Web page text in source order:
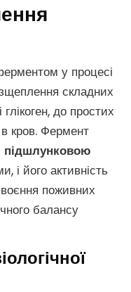
у процесі
складних
до простих
в кров. Фермент
підшлунковою
і його активність
поживних
балансу